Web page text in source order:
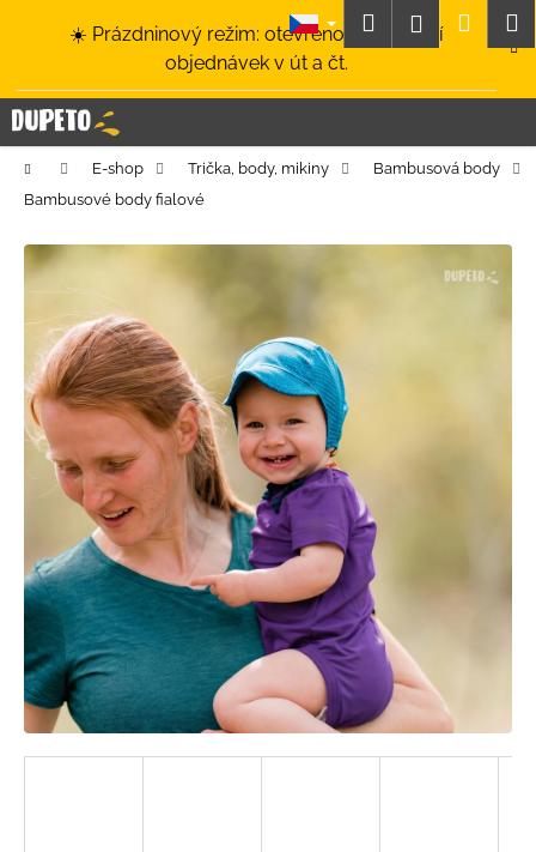
☀️ Prázdninový režim: otevřeno a odesílání
objednávek v út a čt.
HledatPřihlášení
Domů E-shop Trička, body, mikiny
Bambusová body
Bambusové body fialové
í
k C
o
p
t
ř
e
b
u
j
e
a
j
t
?